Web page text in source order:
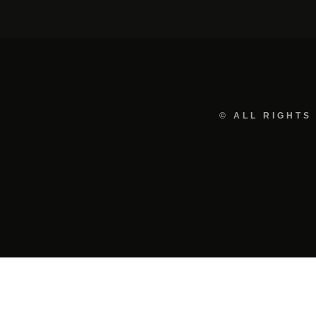
© ALL RIGHTS